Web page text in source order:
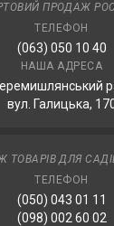
ПРОДАЖ
ТЕЛЕФОН
(063) 050 10 40
НАША АДРЕСА
вул. Галицька,
ТОВАРІВ ДЛЯ
ТЕЛЕФОН
(050) 043 01 11
(098) 002 60 02